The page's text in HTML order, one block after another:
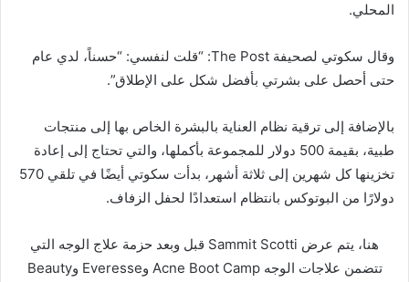
المحلي.
وقال سكوتي لصحيفة The Post: “قلت لنفسي: “حسناً، لدي عام
حتى أحصل على بشرتي بأفضل شكل على الإطلاق”.
بالإضافة إلى ترقية نظام العناية بالبشرة الخاص بها إلى منتجات
طبية، بقيمة 500 دولار للمجموعة بأكملها، والتي تحتاج إلى إعادة
تخزينها كل شهرين إلى ثلاثة أشهر، بدأت سكوتي أيضًا في تلقي 570
دولارًا من البوتوكس بانتظام استعدادًا لحفل الزفاف.
هنا، يتم عرض Sammit Scotti قبل وبعد حزمة علاج الوجه التي
تتضمن علاجات الوجه Acne Boot Camp وEveresse وBeauty